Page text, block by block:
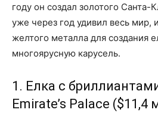
году он создал золотого Санта-
уже через год удивил весь мир,
желтого металла для создания
многоярусную карусель.
1. Елка с
Emirate’s Palace ($11,4